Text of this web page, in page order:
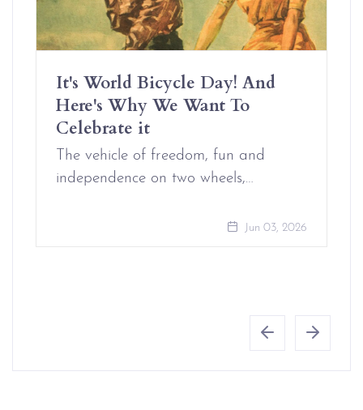
It's World Bicycle Day! And
Here's Why We Want To
Celebrate it
The vehicle of freedom, fun and
independence on two wheels,…
Jun 03, 2026